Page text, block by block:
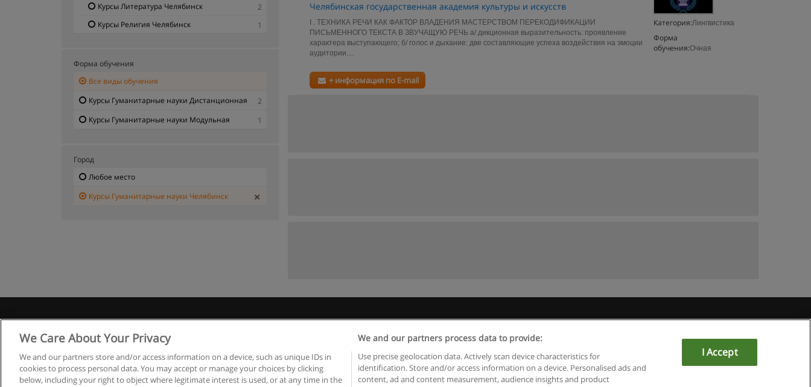
Челябинская государственная академия культуры и искусств
Категория:Лингвистика
Форма
обучения:Очная
I . ТЕХНИКА РЕЧИ КАК ФАКТОР ВЛАДЕНИЯ МАСТЕРСТВОМ ПЕРЕКОДИФИКАЦИИ
ПИСЬМЕННОГО ТЕКСТА В ЗВУЧАЩУЮ РЕЧЬ а/ дикционная выразительность: проявление
характера выступающего; б/ голос и дыхание: две составляющие успеха воздействия на эмоции
аудитории....
+ информация по E-mail
Курсы Литература Челябинск
2
Курсы Религия Челябинск
1
Форма обучения
Все виды обучения
Курсы Гуманитарные науки Дистанционная
2
Курсы Гуманитарные науки Модульная
1
Город
Любое место
Курсы Гуманитарные науки Челябинск
Copyright © Educaedu Business S.L. - CIF : B-95610580: -www.educaedu.ru
We Care About Your Privacy
We and our partners store and/or access information on a device, such as unique IDs in
cookies to process personal data. You may accept or manage your choices by clicking
below, including your right to object where legitimate interest is used, or at any time in the
We and our partners process data to provide:
Use precise geolocation data. Actively scan device characteristics for
identification. Store and/or access information on a device. Personalised ads and
content, ad and content measurement, audience insights and product
I Accept